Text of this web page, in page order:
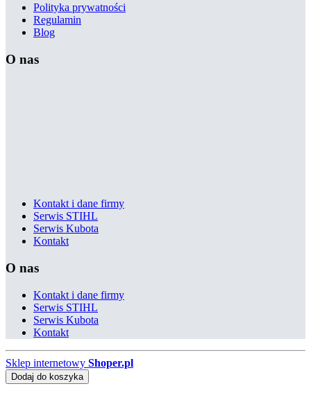
Polityka prywatności
Regulamin
Blog
O nas
Kontakt i dane firmy
Serwis STIHL
Serwis Kubota
Kontakt
O nas
Kontakt i dane firmy
Serwis STIHL
Serwis Kubota
Kontakt
Sklep internetowy Shoper.pl
Dodaj do koszyka